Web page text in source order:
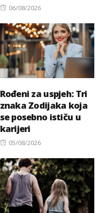
Posted
06/08/2026
Rođeni za uspjeh: Tri
znaka Zodijaka koja
se posebno ističu u
karijeri
Posted
05/08/2026